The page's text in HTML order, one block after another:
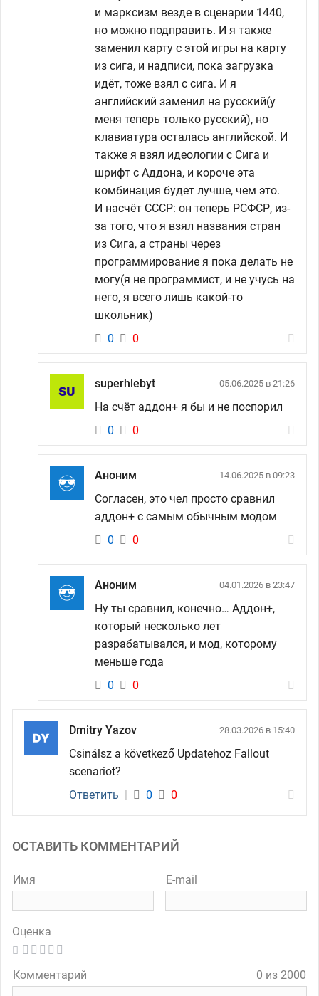
и марксизм везде в сценарии 1440,
но можно подправить. И я также
заменил карту с этой игры на карту
из сига, и надписи, пока загрузка
идёт, тоже взял с сига. И я
английский заменил на русский(у
меня теперь только русский), но
клавиатура осталась английской. И
также я взял идеологии с Сига и
шрифт с Аддона, и короче эта
комбинация будет лучше, чем это.
И насчёт СССР: он теперь РСФСР, из-
за того, что я взял названия стран
из Сига, а страны через
программирование я пока делать не
могу(я не программист, и не учусь на
него, я всего лишь какой-то
школьник)
0
0
superhlebyt 05.06.2025 в 21:26
На счёт аддон+ я бы и не поспорил
0
0
Аноним 14.06.2025 в 09:23
Согласен, это чел просто сравнил
аддон+ с самым обычным модом
0
0
Аноним 04.01.2026 в 23:47
Ну ты сравнил, конечно… Аддон+,
который несколько лет
разрабатывался, и мод, которому
меньше года
0
0
Dmitry Yazov 28.03.2026 в 15:40
Csinálsz a következő Updatehoz Fallout
scenariot?
Ответить | 0 0
ОСТАВИТЬ КОММЕНТАРИЙ
Имя E-mail
Оценка
Комментарий 0 из 2000